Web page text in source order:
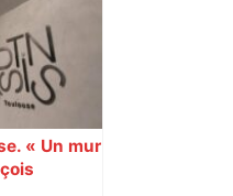
« Un mur